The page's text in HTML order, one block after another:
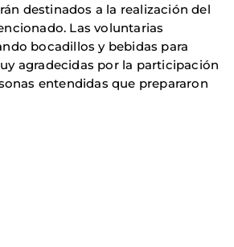
destinados a la realización del
Las voluntarias
bocadillos y bebidas para
agradecidas por la participación
entendidas que prepararon